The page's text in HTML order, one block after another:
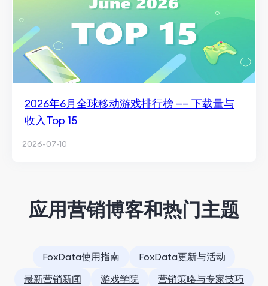
2026年6月全球移动游戏排行榜 —— 下载量与
收入Top 15
2026-07-10
应用营销博客和热门主题
FoxData使用指南
FoxData更新与活动
最新营销新闻
游戏学院
营销策略与专家技巧